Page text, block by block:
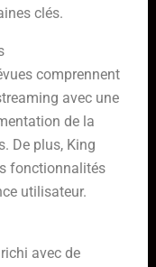
clés.
comprennent
avec une
de la
De plus, King
fonctionnalités
utilisateur.
avec de